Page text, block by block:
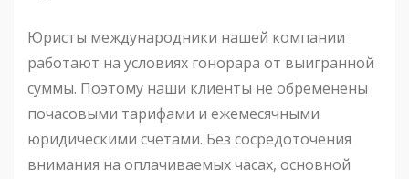
Юристы международники нашей компании
работают на условиях гонорара от выигранной
суммы. Поэтому наши клиенты не обременены
почасовыми тарифами и ежемесячными
юридическими счетами. Без сосредоточения
внимания на оплачиваемых часах, основной